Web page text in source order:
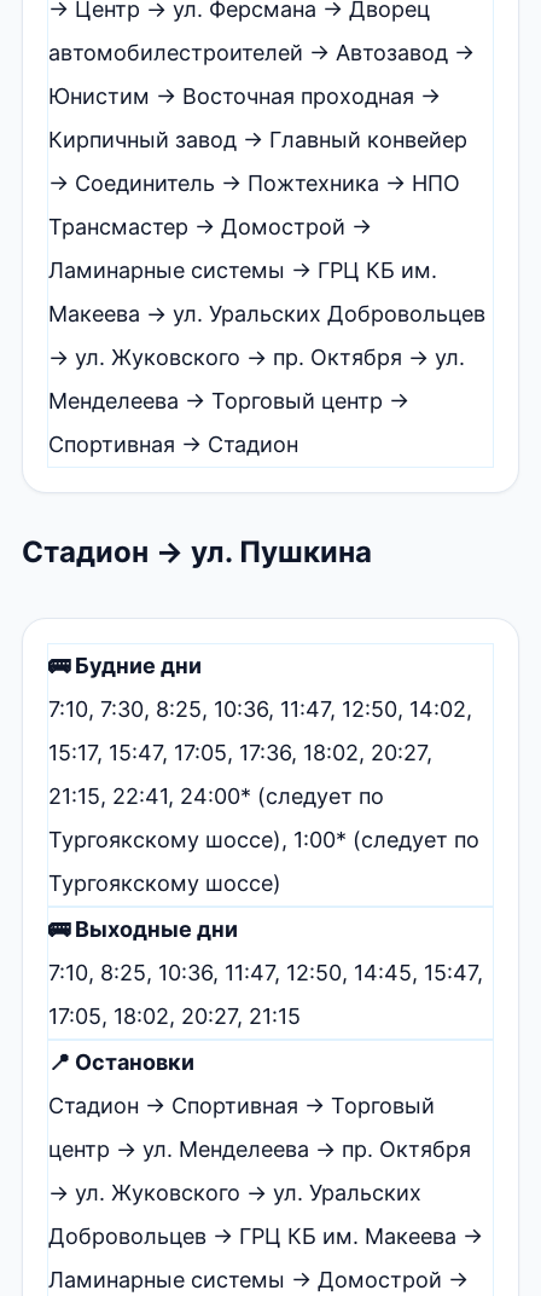
→ Центр → ул. Ферсмана → Дворец
автомобилестроителей → Автозавод →
Юнистим → Восточная проходная →
Кирпичный завод → Главный конвейер
→ Соединитель → Пожтехника → НПО
Трансмастер → Домострой →
Ламинарные системы → ГРЦ КБ им.
Макеева → ул. Уральских Добровольцев
→ ул. Жуковского → пр. Октября → ул.
Менделеева → Торговый центр →
Спортивная → Стадион
Стадион → ул. Пушкина
🚌 Будние дни
7:10, 7:30, 8:25, 10:36, 11:47, 12:50, 14:02,
15:17, 15:47, 17:05, 17:36, 18:02, 20:27,
21:15, 22:41, 24:00* (следует по
Тургоякскому шоссе), 1:00* (следует по
Тургоякскому шоссе)
🚌 Выходные дни
7:10, 8:25, 10:36, 11:47, 12:50, 14:45, 15:47,
17:05, 18:02, 20:27, 21:15
📍 Остановки
Стадион → Спортивная → Торговый
центр → ул. Менделеева → пр. Октября
→ ул. Жуковского → ул. Уральских
Добровольцев → ГРЦ КБ им. Макеева →
Ламинарные системы → Домострой →